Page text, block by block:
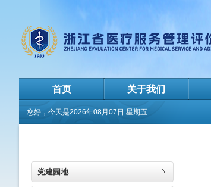
首页 关于我们
您好，今天是2026年08月07日 星期五
党建园地